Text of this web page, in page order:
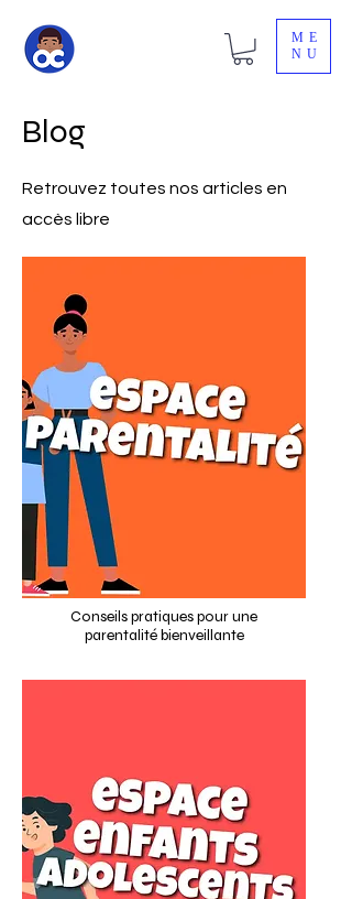
ME
NU
Blog
Retrouvez toutes nos articles en
accès libre
Conseils pratiques pour une
parentalité bienveillante